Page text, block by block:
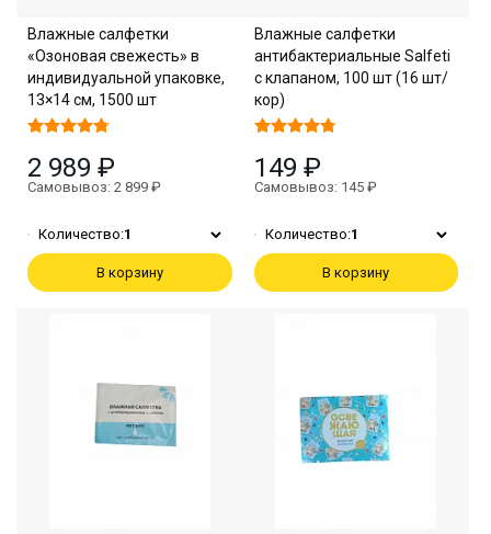
Влажные салфетки
«Озоновая свежесть» в
индивидуальной упаковке,
13×14 см, 1500 шт
2 989 ₽
Самовывоз: 2 899 ₽
Количество:1
В корзину
Влажные салфетки
антибактериальные Salfeti
с клапаном, 100 шт (16 шт/
кор)
149 ₽
Самовывоз: 145 ₽
Количество:1
В корзину